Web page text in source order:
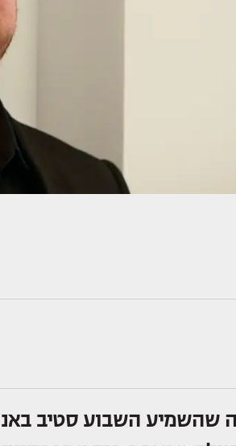
שהשמיע השבוע סטיב